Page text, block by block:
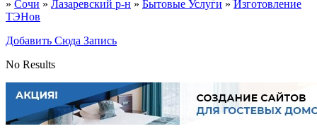
» Сочи » Лазаревский р-н » Бытовые Услуги »Изготовление
ТЭНов
Добавить Сюда Запись
No Results